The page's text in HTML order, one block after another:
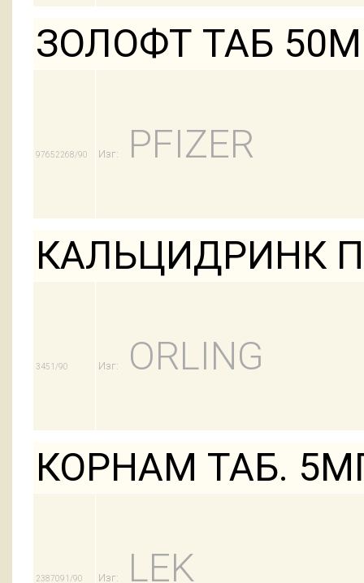
ЗОЛОФТ ТАБ
97652268/90 Изг: PFIZER
КАЛЬЦИДРИНК
3451/90 Изг: ORLING
КОРНАМ ТАБ.
2387091/90 Изг: LEK